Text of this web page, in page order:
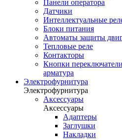
Панели оператора
Датчики
Интеллектуальные
Блоки питания
Автоматы защиты
Тепловые реле
Контакторы
Кнопки
арматура
Электрофурнитура
Электрофурнитура
Аксессуары
Аксессуары
Адаптеры
Заглушки
Накладки